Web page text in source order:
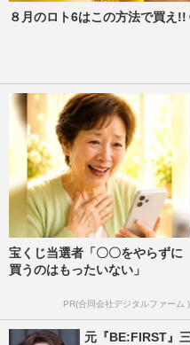
８月のロト6はこの方法で買え
宝くじ当選者「〇〇をやらずに
買うのはもったいない」
PR(合同会社デジタルファーム )
元『BE:FIRST』